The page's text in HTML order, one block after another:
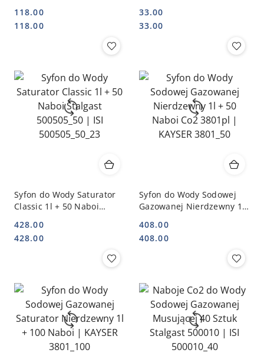
588406 | HENDI 5884066
Cena:
118.00
Cena:
118.00 Cena:
33.00
Cena:
33.00
Syfon do Wody Saturator
Classic 1l + 50 Naboi
500505_50_23
Cena:
428.00
Cena:
428.00
Syfon do Wody Sodowej
Gazowanej Nierdzewny 1l
KAYSER 3801_50
Cena:
408.00
Cena:
408.00